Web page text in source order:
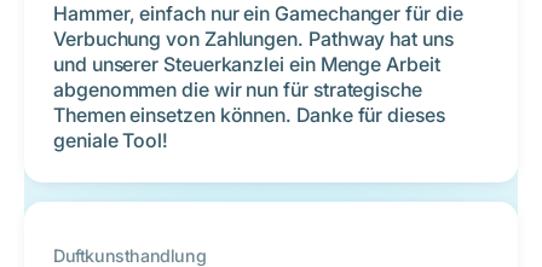
Hammer, einfach nur ein Gamechanger für die
Verbuchung von Zahlungen. Pathway hat uns
und unserer Steuerkanzlei ein Menge Arbeit
abgenommen die wir nun für strategische
Themen einsetzen können. Danke für dieses
geniale Tool!
Duftkunsthandlung